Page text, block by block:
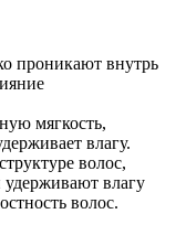
проникают внутрь
мягкость,
влагу.
волос,
влагу
волос.